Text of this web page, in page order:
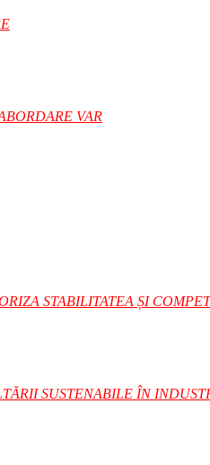
VAR
STABILITATEA ȘI
SUSTENABILE ÎN